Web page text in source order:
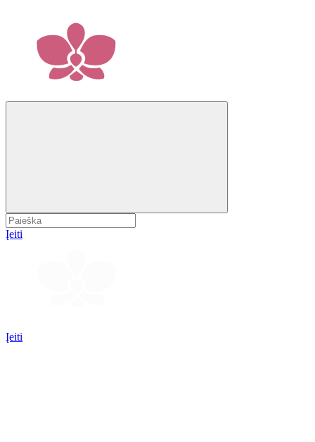
Įeiti
Įeiti